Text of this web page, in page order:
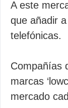
A este
que añadir
telefónicas.
Compañías
marcas
mercado